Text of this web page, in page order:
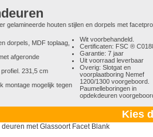
gelamineerde houten stijlen en dorpels met
dorpels, MDF toplaag,
afgeronde
231,5 cm
montage mogelijk tegen
Wit voorbehandeld.
Certificaten: FSC ®
Garantie: 7 jaar
Uit voorraad leverbaar
Overig: Slotgat en
voorplaatboring Nemef
1200/1300 voorgeboord.
Paumelleboringen in
opdekdeuren
Kies
met Glassoort Facet Blank